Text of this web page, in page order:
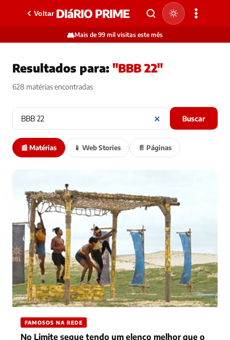
Voltar DIáRIO PRIME
👥Mais de 99 mil visitas este mês
Resultados para: "BBB 22"
628 matérias encontradas
Buscar
📰 Matérias 📱 Web Stories 📄 Páginas
FAMOSOS NA REDE
No Limite segue tendo um elenco melhor que o